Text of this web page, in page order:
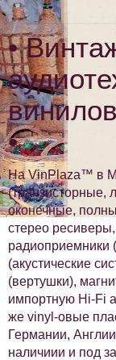
•
•
На VinPlaza™ в
(транзисторные,
оконечные,
стерео
радиоприемники
(акустические
(вертушки),
импортную Hi-Fi
же vinyl-овые
Германии,
наличиии и под